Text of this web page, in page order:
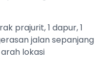
prajurit, 1 dapur, 1
jalan sepanjang
lokasi